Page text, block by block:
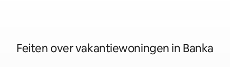
Feiten over vakantiewoningen in Banka